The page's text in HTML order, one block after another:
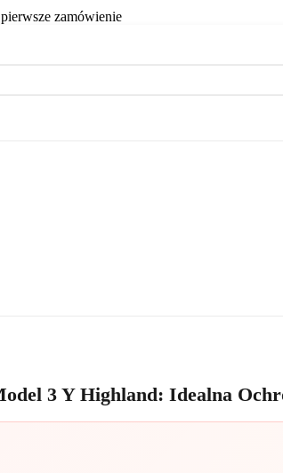
zamówienie
3 Y Highland: Idealna